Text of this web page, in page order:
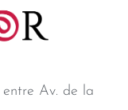
entre Av. de la